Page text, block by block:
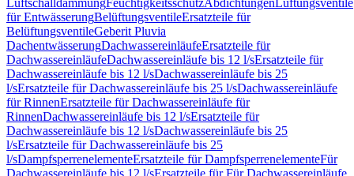
LuftschalldämmungFeuchtigkeitsschutzAbdichtungenLüftungsventile
für EntwässerungBelüftungsventileErsatzteile für
BelüftungsventileGeberit Pluvia
DachentwässerungDachwassereinläufeErsatzteile für
DachwassereinläufeDachwassereinläufe bis 12 l/sErsatzteile für
Dachwassereinläufe bis 12 l/sDachwassereinläufe bis 25
l/sErsatzteile für Dachwassereinläufe bis 25 l/sDachwassereinläufe
für RinnenErsatzteile für Dachwassereinläufe für
RinnenDachwassereinläufe bis 12 l/sErsatzteile für
Dachwassereinläufe bis 12 l/sDachwassereinläufe bis 25
l/sErsatzteile für Dachwassereinläufe bis 25
l/sDampfsperrenelementeErsatzteile für DampfsperrenelementeFür
Dachwassereinläufe bis 12 l/sErsatzteile für Für Dachwassereinläufe